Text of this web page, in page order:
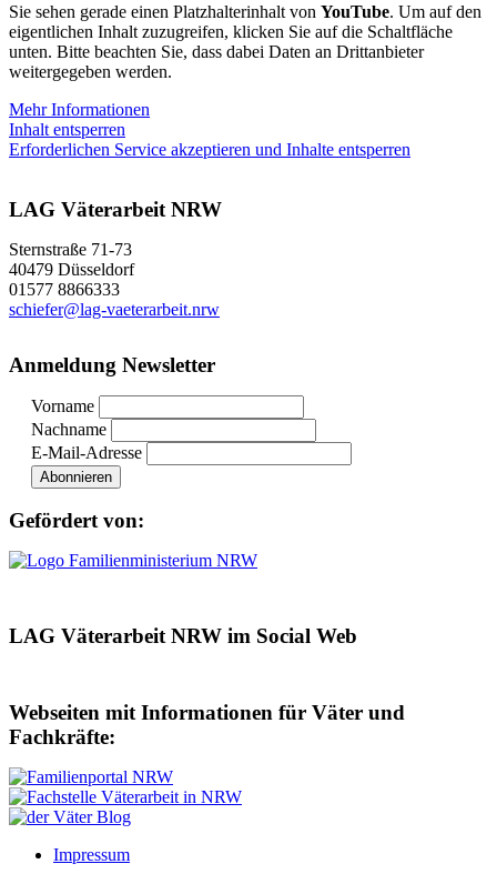
Sie sehen gerade einen Platzhalterinhalt von YouTube. Um auf den
eigentlichen Inhalt zuzugreifen, klicken Sie auf die Schaltfläche
unten. Bitte beachten Sie, dass dabei Daten an Drittanbieter
weitergegeben werden.
Mehr Informationen
Inhalt entsperren
Erforderlichen Service akzeptieren und Inhalte entsperren
LAG Väterarbeit NRW
Sternstraße 71-73
40479 Düsseldorf
01577 8866333
schiefer@lag-vaeterarbeit.nrw
Anmeldung Newsletter
Vorname
Nachname
E-Mail-Adresse
Gefördert von:
LAG Väterarbeit NRW im Social Web
Webseiten mit Informationen für Väter und
Fachkräfte:
Impressum